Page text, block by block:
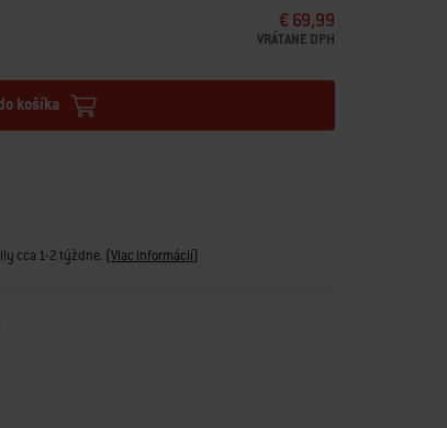
€ 69,99
VRÁTANE DPH
košíka
cca 1-2 týždne. (Viac informácií)